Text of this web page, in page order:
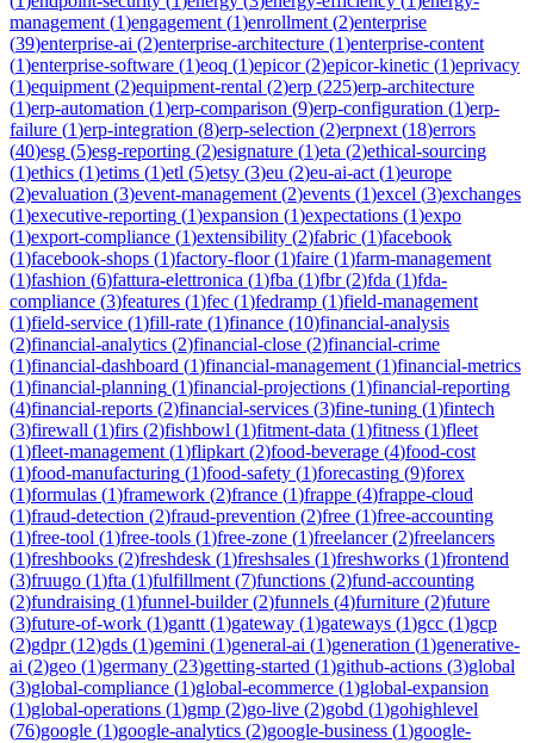
management (1)engagement (1)enrollment (2)enterprise
(39)enterprise-ai (2)enterprise-architecture (1)enterprise-content
(1)enterprise-software (1)eoq (1)epicor(2)epicor-kinetic (1)eprivacy
(1)equipment (2)equipment-rental (2)erp (225)erp-architecture
(1)erp-automation (1)erp-comparison (9)erp-configuration (1)erp-
failure (1)erp-integration (8)erp-selection (2)erpnext (18)errors
(40)esg (5)esg-reporting (2)esignature (1)eta (2)ethical-sourcing
(1)ethics (1)etims (1)etl (5)etsy (3)eu (2)eu-ai-act (1)europe
(2)evaluation (3)event-management (2)events (1)excel (3)exchanges
(1)executive-reporting (1)expansion (1)expectations (1)expo
(1)export-compliance (1)extensibility (2)fabric (1)facebook
(1)facebook-shops (1)factory-floor(1)faire (1)farm-management
(1)fashion (6)fattura-elettronica (1)fba (1)fbr(2)fda (1)fda-
compliance (3)features (1)fec (1)fedramp (1)field-management
(1)field-service (1)fill-rate (1)finance (10)financial-analysis
(2)financial-analytics (2)financial-close (2)financial-crime
(1)financial-dashboard (1)financial-management (1)financial-metrics
(1)financial-planning (1)financial-projections (1)financial-reporting
(4)financial-reports (2)financial-services (3)fine-tuning (1)fintech
(3)firewall (1)firs (2)fishbowl (1)fitment-data (1)fitness (1)fleet
(1)fleet-management (1)flipkart (2)food-beverage (4)food-cost
(1)food-manufacturing (1)food-safety (1)forecasting (9)forex
(1)formulas (1)framework (2)france (1)frappe (4)frappe-cloud
(1)fraud-detection (2)fraud-prevention (2)free (1)free-accounting
(1)free-tool (1)free-tools (1)free-zone (1)freelancer(2)freelancers
(1)freshbooks (2)freshdesk (1)freshsales (1)freshworks (1)frontend
(3)fruugo (1)fta (1)fulfillment (7)functions (2)fund-accounting
(2)fundraising (1)funnel-builder(2)funnels (4)furniture (2)future
(3)future-of-work (1)gantt (1)gateway (1)gateways (1)gcc (1)gcp
(2)gdpr(12)gds (1)gemini (1)general-ai (1)generation (1)generative-
ai (2)geo (1)germany (23)getting-started (1)github-actions (3)global
(3)global-compliance (1)global-ecommerce (1)global-expansion
(1)global-operations (1)gmp (2)go-live (2)gobd (1)gohighlevel
(76)google (1)google-analytics (2)google-business (1)google-